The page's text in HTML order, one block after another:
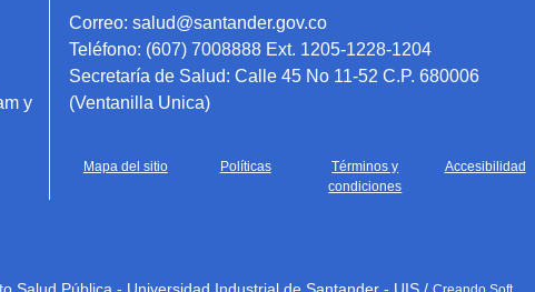
y
Correo: salud@santander.gov.co
Teléfono: (607) 7008888 Ext. 1205-1228-1204
Secretaría de Salud: Calle 45 No 11-52 C.P. 680006
(Ventanilla Unica)
Mapa del sitio Políticas
Términos y
condiciones
Accesibilidad